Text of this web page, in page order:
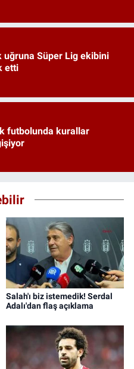
uğruna Süper Lig ekibini
etti
futbolunda kurallar
Salah'ı biz istemedik! Serdal
Adalı'dan flaş açıklama